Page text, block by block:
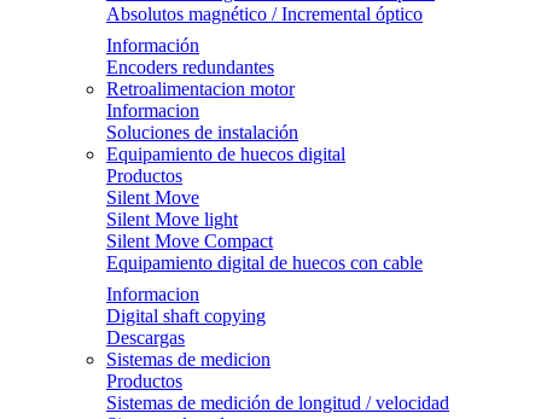
Absolutos magnético / Incremental óptico
Información
Encoders redundantes
Retroalimentacion motor
Informacion
Soluciones de instalación
Equipamiento de huecos digital
Productos
Silent Move
Silent Move light
Silent Move Compact
Equipamiento digital de huecos con cable
Informacion
Digital shaft copying
Descargas
Sistemas de medicion
Productos
Sistemas de medición de longitud / velocidad